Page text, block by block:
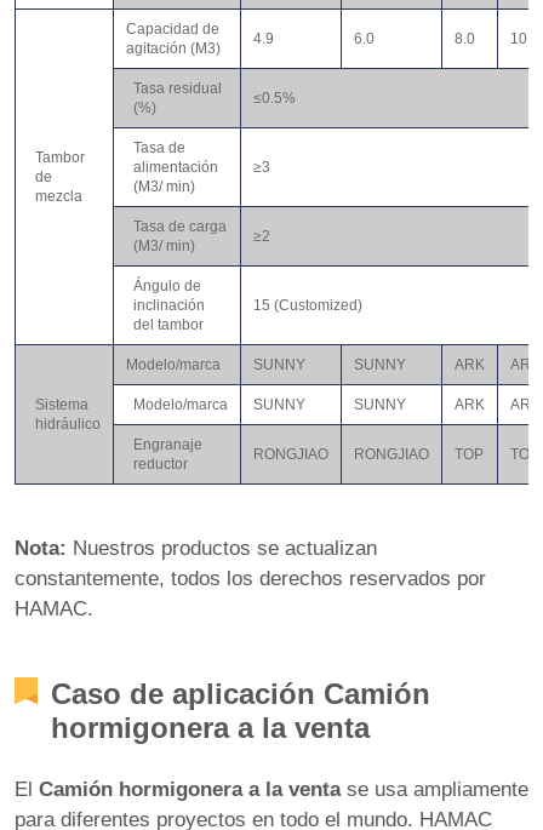
Tambor
de
mezcla
Capacidad de
agitación (M3)
4.9 6.0 8.0 10.0
Tasa residual
(%)
≤0.5%
Tasa de
alimentación
(M3/ min)
≥3
Tasa de carga
(M3/ min)
≥2
Ángulo de
inclinación
del tambor
15 (Customized)
Sistema
hidráulico
Modelo/marca SUNNY SUNNY ARK ARK
Modelo/marca SUNNY SUNNY ARK ARK
Engranaje
reductor
RONGJIAO RONGJIAO TOP TOP
Nota: Nuestros productos se actualizan
constantemente, todos los derechos reservados por
HAMAC.
Caso de aplicación Camión
hormigonera a la venta
El Camión hormigonera a la ventase usa ampliamente
para diferentes proyectos en todo el mundo. HAMAC